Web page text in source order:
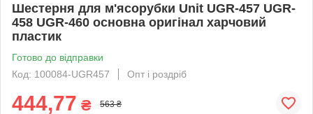
Шестерня для м'ясорубки Unit UGR-457 UGR-
458 UGR-460 основна оригінал харчовий
пластик
Готово до відправки
Код: 100084-UGR457
Опт і роздріб
444,77 ₴ 563 ₴